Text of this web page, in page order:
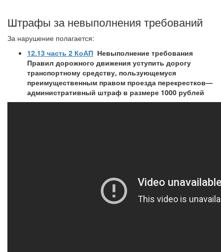
Штрафы за невыполнения требований
За нарушение полагается:
12.13 часть 2 КоАП Невыполнение требования
Правил дорожного движения уступить дорогу
транспортному средству, пользующемуся
преимущественным правом проезда перекрестков—
административный штраф в размере 1000 рублей